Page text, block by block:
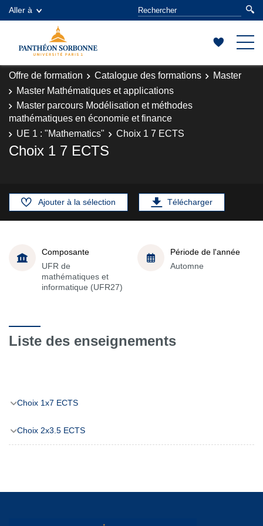
Aller à
Offre de formation Catalogue des formations
Master
Master Mathématiques et applications
Master parcours Modélisation et méthodes
mathématiques en économie et finance
UE 1 : "Mathematics"
Choix 1 7 ECTS
Choix 1 7 ECTS
Ajouter à la sélection Télécharger
Composante
UFR de
mathématiques et
informatique (UFR27)
Période de l'année
Automne
Liste des enseignements
Choix 1x7 ECTS
Choix 2x3.5 ECTS